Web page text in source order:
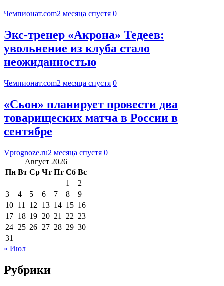
Чемпионат.com2 месяца спустя 0
Экс-тренер «Акрона» Тедеев:
увольнение из клуба стало
неожиданностью
Чемпионат.com2 месяца спустя 0
«Сьон» планирует провести два
товарищеских матча в России в
сентябре
Vprognoze.ru2 месяца спустя 0
Август 2026
Пн Вт Ср Чт Пт Сб Вс
1
2
3
4 5 6 7 8
9
10 11 12 13 14 15 16
17 18 19 20 21 22 23
24 25 26 27 28 29 30
31
« Июл
Рубрики